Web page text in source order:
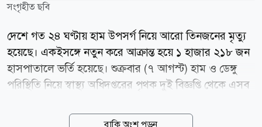
সংগৃহীত ছবি
দেশে গত ২৪ ঘণ্টায় হাম উপসর্গ নিয়ে আরো তিনজনের মৃত্যু
হয়েছে। একইসঙ্গে নতুন করে আক্রান্ত হয়ে ১ হাজার ২১৮ জন
হাসপাতালে ভর্তি হয়েছে। শুক্রবার (৭ আগস্ট) হাম ও ডেঙ্গু
পরিস্থিতি নিয়ে স্বাস্থ্য অধিদপ্তরের পৃথক দুই বিজ্ঞপ্তি থেকে এসব
২৪ ঘণ্টায় হামের উপসর্গে ৩ শিশুর মৃত্যু হলেও নিশ্চিতভাবে
বাকি অংশ পড়ুন